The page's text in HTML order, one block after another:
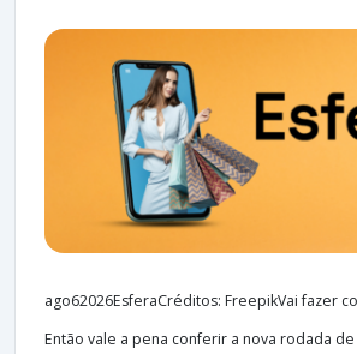
ago62026EsferaCréditos: FreepikVai fazer
Então vale a pena conferir a nova rodada